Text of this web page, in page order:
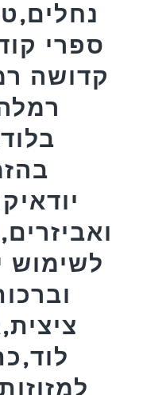
ספרי
קדושה
לשימוש